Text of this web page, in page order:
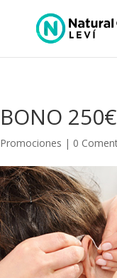
BONO
Promociones | 0